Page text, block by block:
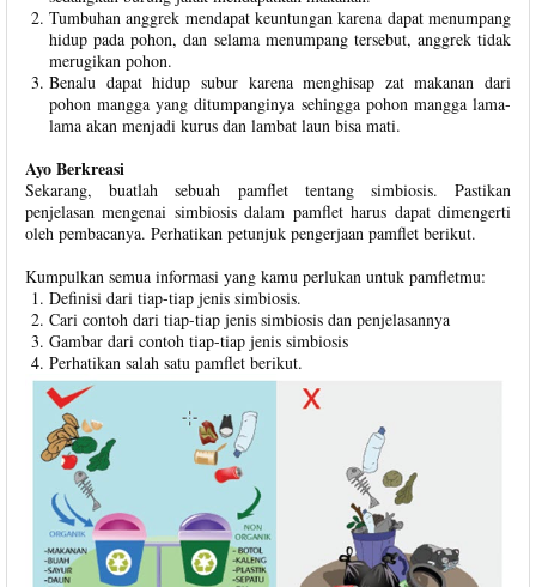
Tumbuhan anggrek mendapat keuntungan karena dapat menumpang
hidup pada pohon, dan selama menumpang tersebut, anggrek tidak
merugikan pohon.
Benalu dapat hidup subur karena menghisap zat makanan dari
pohon mangga yang ditumpanginya sehingga pohon mangga lama-
lama akan menjadi kurus dan lambat laun bisa mati.
Ayo Berkreasi
Sekarang, buatlah sebuah pamflet tentang simbiosis. Pastikan
penjelasan mengenai simbiosis dalam pamflet harus dapat dimengerti
oleh pembacanya. Perhatikan petunjuk pengerjaan pamflet berikut.
Kumpulkan semua informasi yang kamu perlukan untuk pamfletmu:
Definisi dari tiap-tiap jenis simbiosis.
Cari contoh dari tiap-tiap jenis simbiosis dan penjelasannya
Gambar dari contoh tiap-tiap jenis simbiosis
Perhatikan salah satu pamflet berikut.